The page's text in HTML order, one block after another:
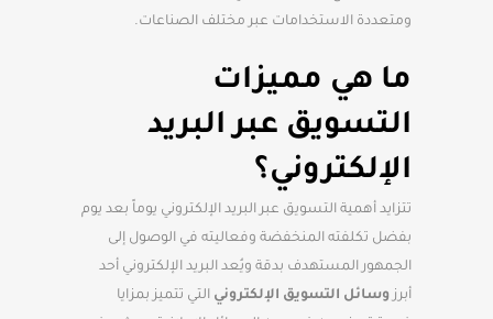
ومتعددة الاستخدامات عبر مختلف الصناعات.
ما هي مميزات
التسويق عبر البريد
الإلكتروني؟
تتزايد أهمية التسويق عبر البريد الإلكتروني يوماً بعد يوم
بفضل تكلفته المنخفضة وفعاليته في الوصول إلى
الجمهور المستهدف بدقة ويُعد البريد الإلكتروني أحد
أبرز وسائل التسويق الإلكتروني التي تتميز بمزايا